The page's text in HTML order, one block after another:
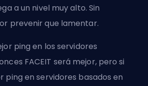
a un nivel muy alto. Sin
prevenir que lamentar.
ping en los servidores
FACEIT será mejor, pero si
ping en servidores basados en